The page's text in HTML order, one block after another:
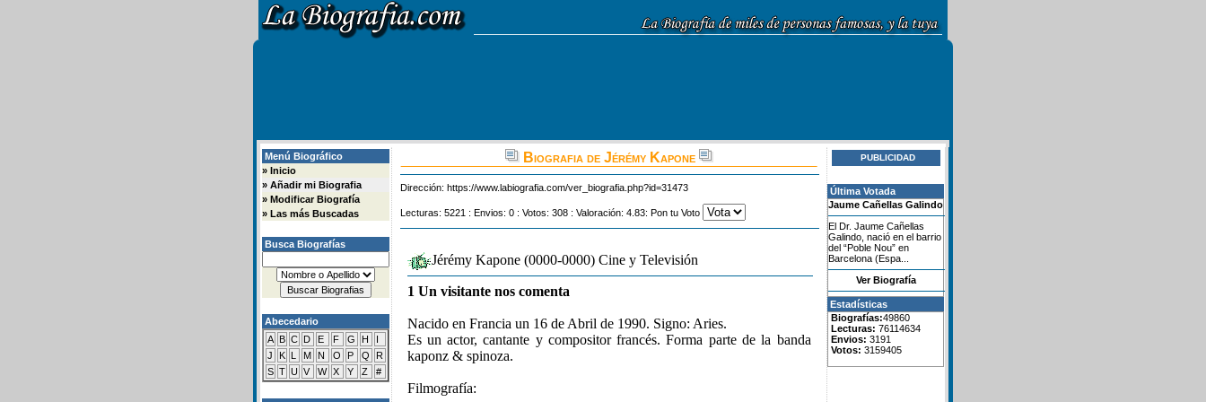
Menú Biográfico
» Inicio
» Añadir mi Biografia
» Modificar Biografía
» Las más Buscadas
Busca Biografías
Abecedario
A B C D E F G H
I
J
K L M N O P Q
R
S T U V W X Y Z #
Biografia de Jérémy Kapone
Dirección: https://www.labiografia.com/ver_biografia.php?id=31473
Lecturas: 5221 : Envios: 0 : Votos: 308 : Valoración: 4.83: Pon tu Voto
Jérémy Kapone (0000-0000) Cine y Televisión
1 Un visitante nos comenta
Nacido en Francia un 16 de Abril de 1990. Signo: Aries.
Es un actor, cantante y compositor francés. Forma parte de la banda
kaponz & spinoza.
Filmografía:
PUBLICIDAD
Última Votada
Jaume Cañellas Galindo
El Dr. Jaume Cañellas
Galindo, nació en el barrio
del “Poble Nou” en
Barcelona (Espa...
Ver Biografía
Estadísticas
Biografías:49860
Lecturas: 76114634
Envios: 3191
Votos: 3159405